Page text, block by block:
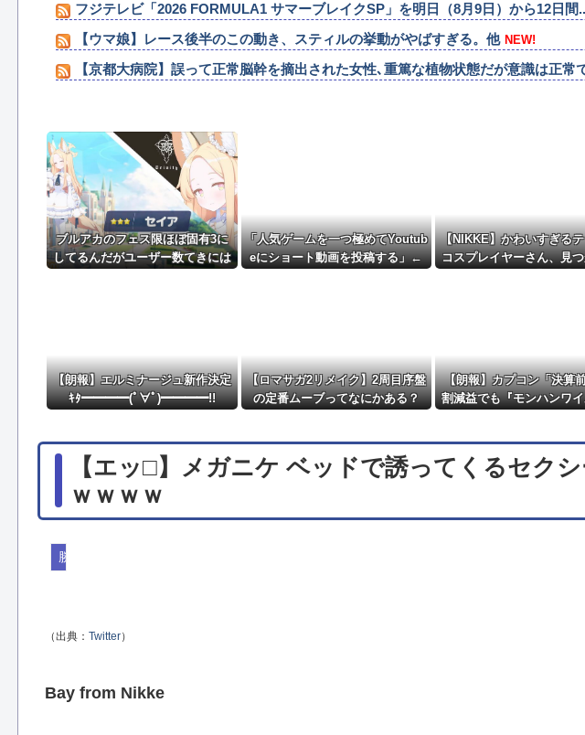
フジテレビ「2026 FORMULA1 サマーブレイクSP」を明日（8月9日）から12日間
【ウマ娘】レース後半のこの動き、スティルの挙動がやばすぎる。他 NEW!
【京都大病院】誤って正常脳幹を摘出された女性､重篤な植物状態だが意識は正常
クレーンゲーム「景品貰えます、パチンコより脳汁出ます、金かければ取れます
2026スーパーフォーミュラ第8戦「SUGO」決勝結果他
論争になった「ディスク販売終了」、カプコンの回答と衝撃の詳細がコチラ・・・
ブルアカのフェス限ほぼ固有3に
してるんだがユーザー数てきには
「人気ゲームを一つ極めてYoutub
eにショート動画を投稿する」←
【NIKKE】かわいすぎる
コスプレイヤーさん、見
【朗報】エルミナージュ新作決定
ｷﾀ━━━━(ﾟ∀ﾟ)━━━━!!
【ロマサガ2リメイク】2周目序盤
の定番ムーブってなにかある？
【朗報】カプコン「決算
割減益でも『モンハンワ
【エッ□】メガニケ ベッドで誘ってくるセク
ｗｗｗｗ
勝利の女神NIKKE
（出典： Twitter）
Bay from Nikke